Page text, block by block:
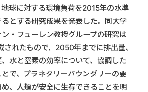
球に対する環境負荷を2015年の水準
とする研究成果を発表した。同大学
・フューレン教授グループの研究は
されたもので、2050年までに排出量、
水と窒素の効率について、協調した
で、プラネタリーバウンダリーの要
、人類が安全に生存できることを明